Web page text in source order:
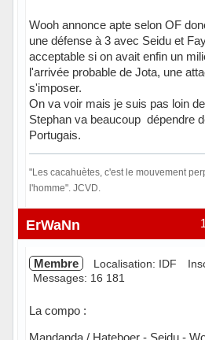
Wooh annonce apte selon OF
une défense à 3 avec Seidu et
acceptable si on avait enfin un
l'arrivée probable de Jota, une
s'imposer.
On va voir mais je suis pas loin
Stephan va beaucoup dépendre
Portugais.
"Les cacahuètes, c'est le mouvement
l'homme". JCVD.
Hors ligne
ErWaNn
Membre Localisation: IDF
Messages: 16 181
La compo :